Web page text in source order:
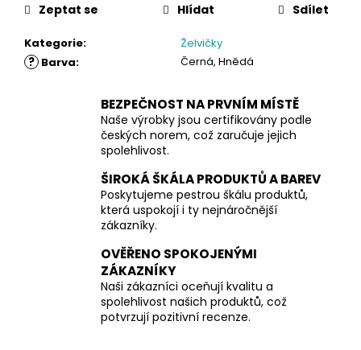
Kategorie: Želvičky
? Barva: Černá, Hnědá
Zeptat se Hlídat Sdílet
BEZPEČNOST NA PRVNÍM MÍSTĚ
Naše výrobky jsou certifikovány podle
českých norem, což zaručuje jejich
spolehlivost.
ŠIROKÁ ŠKÁLA PRODUKTŮ A BAREV
Poskytujeme pestrou škálu produktů,
která uspokojí i ty nejnáročnější
zákazníky.
OVĚŘENO SPOKOJENÝMI
ZÁKAZNÍKY
Naši zákazníci oceňují kvalitu a
spolehlivost našich produktů, což
potvrzují pozitivní recenze.